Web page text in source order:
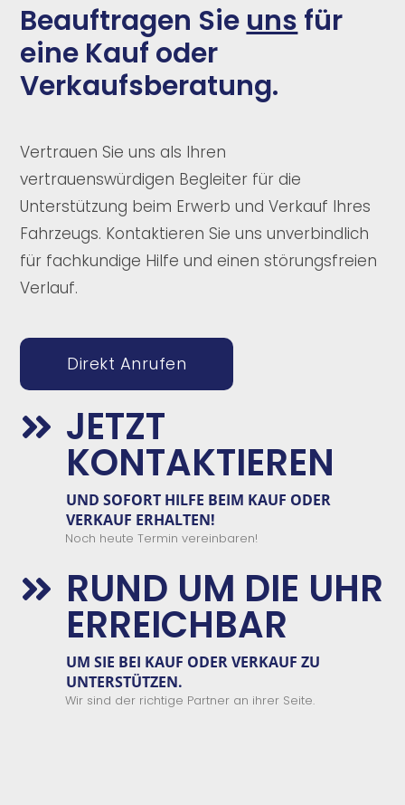
Beauftragen Sie uns für
eine Kauf oder
Verkaufsberatung.
Vertrauen Sie uns als Ihren
vertrauenswürdigen Begleiter für die
Unterstützung beim Erwerb und Verkauf Ihres
Fahrzeugs. Kontaktieren Sie uns unverbindlich
für fachkundige Hilfe und einen störungsfreien
Verlauf.
Direkt Anrufen
 JETZT
KONTAKTIEREN
UND SOFORT HILFE BEIM KAUF ODER
VERKAUF ERHALTEN!
Noch heute Termin vereinbaren!
 RUND UM DIE UHR
ERREICHBAR
UM SIE BEI KAUF ODER VERKAUF ZU
UNTERSTÜTZEN.
Wir sind der richtige Partner an ihrer Seite.